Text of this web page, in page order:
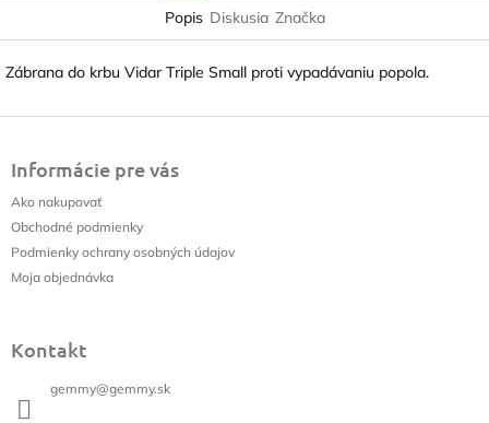
Popis Diskusia Značka
Zábrana do krbu Vidar Triple Small proti vypadávaniu popola.
Informácie pre vás
Ako nakupovať
Obchodné podmienky
Podmienky ochrany osobných údajov
Moja objednávka
Kontakt
gemmy@gemmy.sk